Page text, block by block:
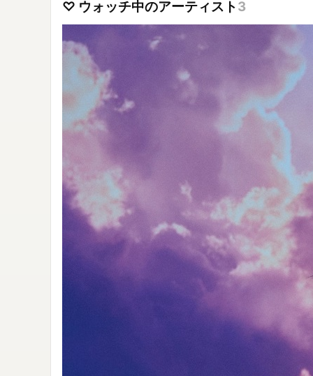
♡ ウォッチ中のアーティスト3